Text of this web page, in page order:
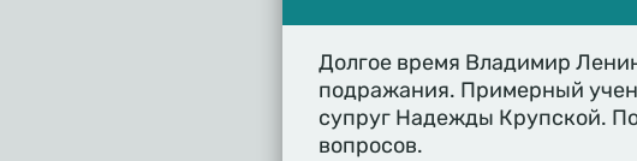
Долгое время Владимир
подражания. Примерный
супруг Надежды Крупской.
вопросов.